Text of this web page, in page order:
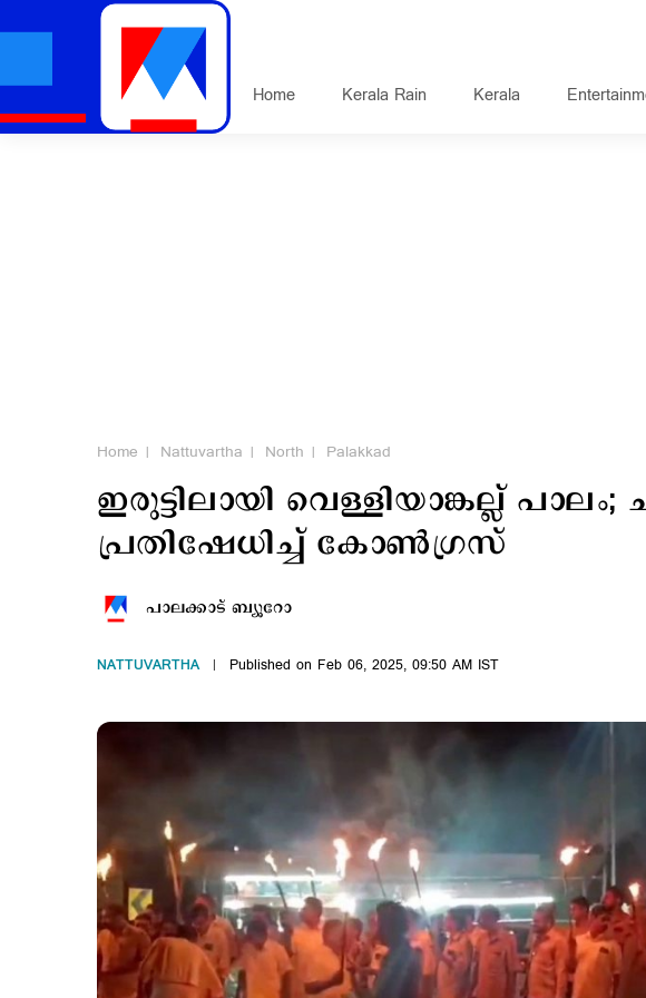
Home Kerala Rain Kerala
Home Nattuvartha North Palakkad
ഇരുട്ടിലായി വെള്ളിയാങ്കല്ല് പാലം;
പ്രതിഷേധിച്ച് കോണ്‍ഗ്രസ്
പാലക്കാട് ബ്യൂറോ
NATTUVARTHA Published on Feb 06, 2025, 09:50 AM IST